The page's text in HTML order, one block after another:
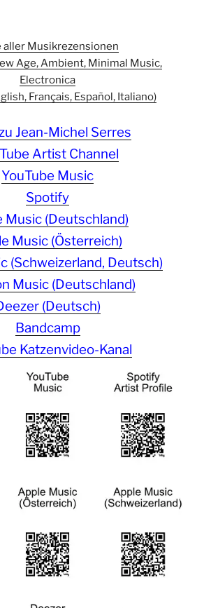
aller Musikrezensionen
Age, Ambient, Minimal Music,
Electronica
Français, Español, Italiano)
Jean-Michel Serres
Artist Channel
YouTube Music
Spotify
Music (Deutschland)
Music (Österreich)
(Schweizerland, Deutsch)
Music (Deutschland)
(Deutsch)
Bandcamp
Katzenvideo-Kanal